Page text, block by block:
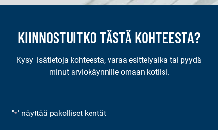
KIINNOSTUITKO TÄSTÄ KOHTEESTA?
Kysy lisätietoja kohteesta, varaa esittelyaika tai pyydä
minut arviokäynnille omaan kotiisi.
"*" näyttää pakolliset kentät